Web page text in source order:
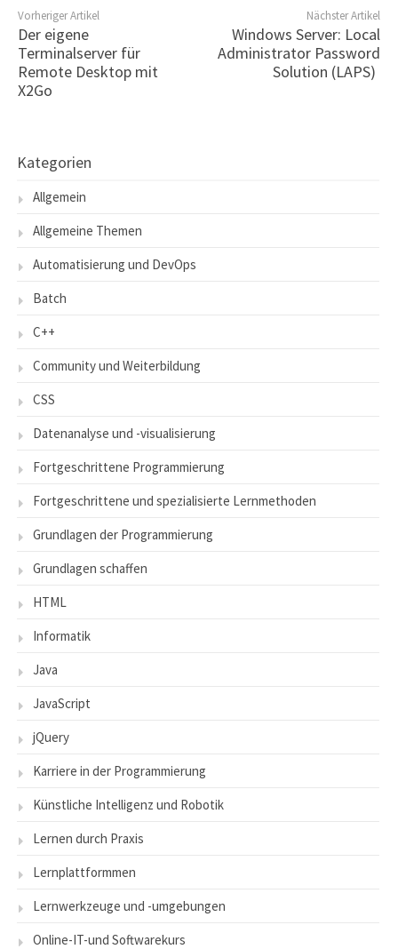
Vorheriger Artikel
Der eigene
Terminalserver für
Remote Desktop mit
X2Go
Nächster Artikel
Windows Server: Local
Administrator Password
Solution (LAPS)
Kategorien
Allgemein
Allgemeine Themen
Automatisierung und DevOps
Batch
C++
Community und Weiterbildung
CSS
Datenanalyse und -visualisierung
Fortgeschrittene Programmierung
Fortgeschrittene und spezialisierte Lernmethoden
Grundlagen der Programmierung
Grundlagen schaffen
HTML
Informatik
Java
JavaScript
jQuery
Karriere in der Programmierung
Künstliche Intelligenz und Robotik
Lernen durch Praxis
Lernplattformmen
Lernwerkzeuge und -umgebungen
Online-IT-und Softwarekurs